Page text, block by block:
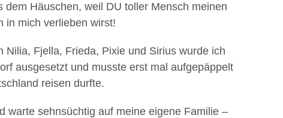
Häuschen, weil DU toller Mensch meinen
in mich verlieben wirst!
Nilia, Fjella, Frieda, Pixie und Sirius wurde ich
ausgesetzt und musste erst mal aufgepäppelt
reisen durfte.
warte sehnsüchtig auf meine eigene Familie –